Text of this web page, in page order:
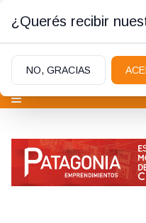
¿Querés recibir
NO, GRACIAS